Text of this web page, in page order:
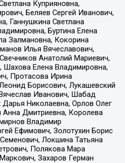
Куприяновна,
Беляев Сергей Иванович,
Ганнушкина Светлана
Буртина Елена
Залмановна, Кокорина
Илья Вячеславович,
Анатолий Мариевич,
Елена Владимировна,
Протасова Ирина
Борисович, Лукашевский
Иванович, Шабад
Николаевна, Орлов Олег
Дмитриевна, Королева
Владимир
Ефимович, Золотухин Борис
Локшина Татьяна
Полякова Мара
Захаров Герман